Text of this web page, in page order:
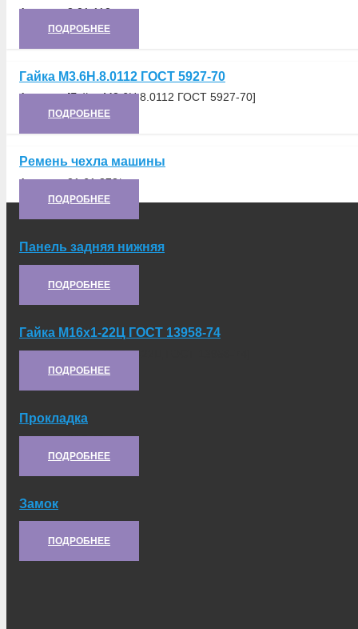
Артикул:8.21.112
ПОДРОБНЕЕ
Гайка М3.6Н.8.0112 ГОСТ 5927-70
Артикул:[Гайка М3.6Н.8.0112 ГОСТ 5927-70]
ПОДРОБНЕЕ
Ремень чехла машины
Артикул:21.61.373*
ПОДРОБНЕЕ
Панель задняя нижняя
Артикул:6.37.020
ПОДРОБНЕЕ
Гайка М16х1-22Ц ГОСТ 13958-74
Артикул:[Гайка М16х1-22Ц ГОСТ 13958-74]
ПОДРОБНЕЕ
Прокладка
Артикул:21С.03.445
ПОДРОБНЕЕ
Замок
Артикул:10.03.322
ПОДРОБНЕЕ